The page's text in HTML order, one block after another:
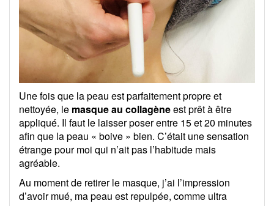
Une fois que la peau est parfaitement propre et
nettoyée, le masque au collagèneest prêt à être
appliqué. Il faut le laisser poser entre 15 et 20 minutes
afin que la peau « boive » bien. C’était une sensation
étrange pour moi qui n’ait pas l’habitude mais
agréable.
Au moment de retirer le masque, j’ai l’impression
d’avoir mué, ma peau est repulpée, comme ultra